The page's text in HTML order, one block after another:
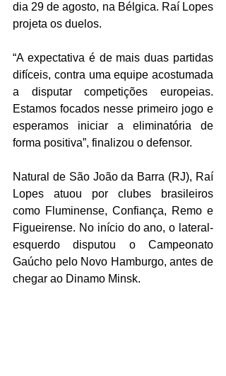
dia 29 de agosto, na Bélgica. Raí Lopes
projeta os duelos.
“A expectativa é de mais duas partidas
difíceis, contra uma equipe acostumada
a disputar competições europeias.
Estamos focados nesse primeiro jogo e
esperamos iniciar a eliminatória de
forma positiva”, finalizou o defensor.
Natural de São João da Barra (RJ), Raí
Lopes atuou por clubes brasileiros
como Fluminense, Confiança, Remo e
Figueirense. No início do ano, o lateral-
esquerdo disputou o Campeonato
Gaúcho pelo Novo Hamburgo, antes de
chegar ao Dinamo Minsk.